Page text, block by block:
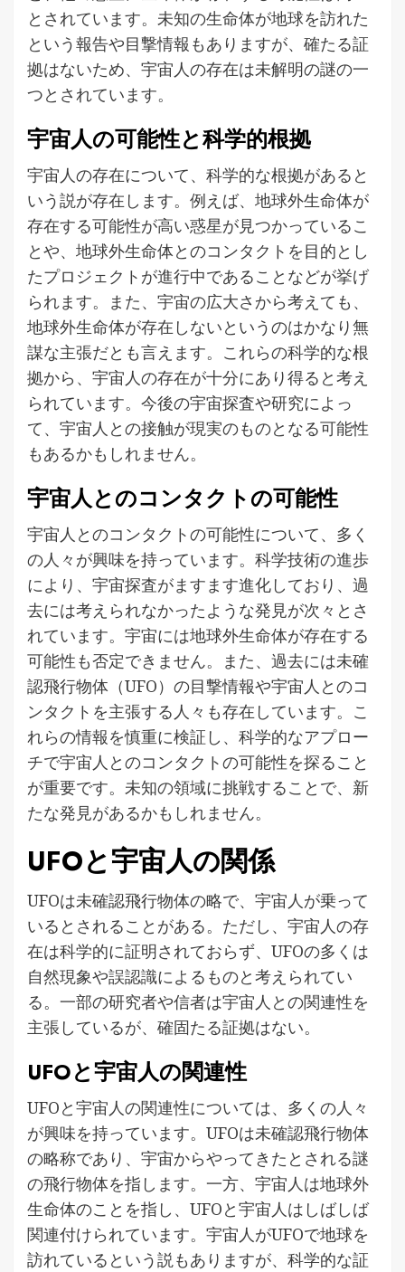
とされています。未知の生命体が地球を訪れた
という報告や目撃情報もありますが、確たる証
拠はないため、宇宙人の存在は未解明の謎の一
つとされています。
宇宙人の可能性と科学的根拠
宇宙人の存在について、科学的な根拠があると
いう説が存在します。例えば、地球外生命体が
存在する可能性が高い惑星が見つかっているこ
とや、地球外生命体とのコンタクトを目的とし
たプロジェクトが進行中であることなどが挙げ
られます。また、宇宙の広大さから考えても、
地球外生命体が存在しないというのはかなり無
謀な主張だとも言えます。これらの科学的な根
拠から、宇宙人の存在が十分にあり得ると考え
られています。今後の宇宙探査や研究によっ
て、宇宙人との接触が現実のものとなる可能性
もあるかもしれません。
宇宙人とのコンタクトの可能性
宇宙人とのコンタクトの可能性について、多く
の人々が興味を持っています。科学技術の進歩
により、宇宙探査がますます進化しており、過
去には考えられなかったような発見が次々とさ
れています。宇宙には地球外生命体が存在する
可能性も否定できません。また、過去には未確
認飛行物体（UFO）の目撃情報や宇宙人とのコ
ンタクトを主張する人々も存在しています。こ
れらの情報を慎重に検証し、科学的なアプロー
チで宇宙人とのコンタクトの可能性を探ること
が重要です。未知の領域に挑戦することで、新
たな発見があるかもしれません。
UFOと宇宙人の関係
UFOは未確認飛行物体の略で、宇宙人が乗って
いるとされることがある。ただし、宇宙人の存
在は科学的に証明されておらず、UFOの多くは
自然現象や誤認識によるものと考えられてい
る。一部の研究者や信者は宇宙人との関連性を
主張しているが、確固たる証拠はない。
UFOと宇宙人の関連性
UFOと宇宙人の関連性については、多くの人々
が興味を持っています。UFOは未確認飛行物体
の略称であり、宇宙からやってきたとされる謎
の飛行物体を指します。一方、宇宙人は地球外
生命体のことを指し、UFOと宇宙人はしばしば
関連付けられています。宇宙人がUFOで地球を
訪れているという説もありますが、科学的な証